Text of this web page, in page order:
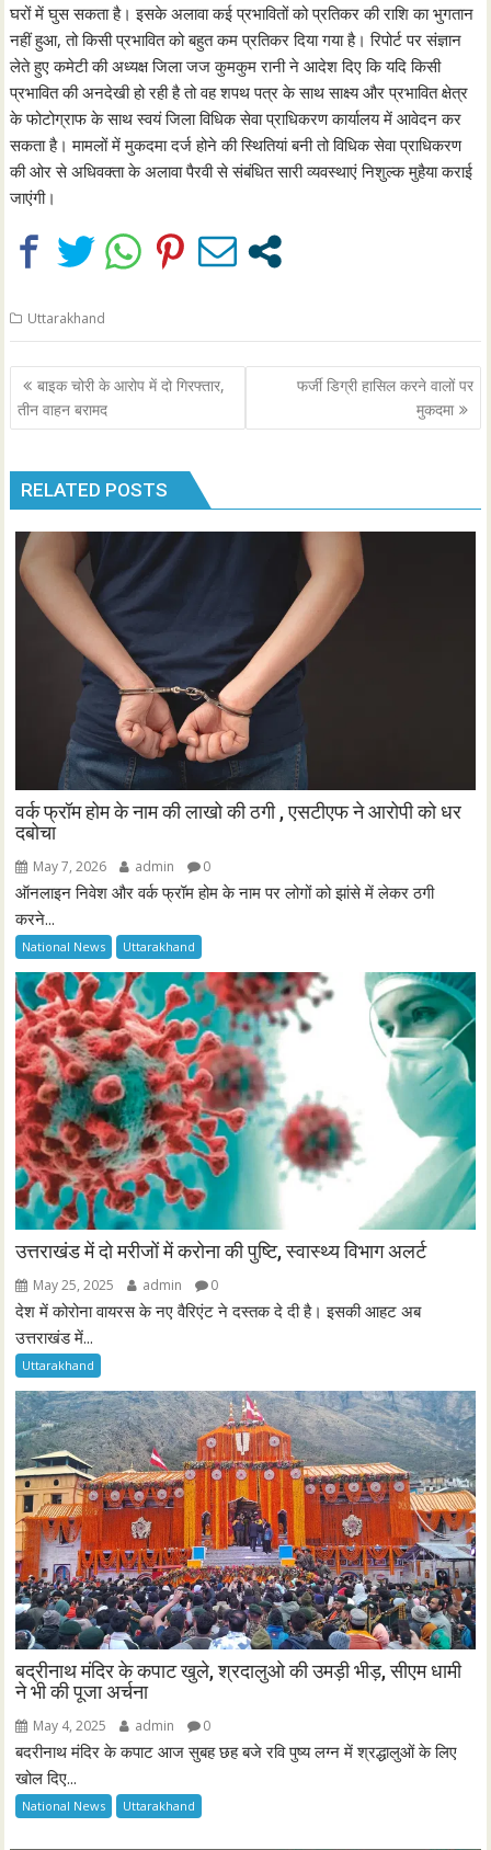
घरों में घुस सकता है। इसके अलावा कई प्रभावितों को प्रतिकर की राशि का भुगतान
नहीं हुआ, तो किसी प्रभावित को बहुत कम प्रतिकर दिया गया है। रिपोर्ट पर संज्ञान
लेते हुए कमेटी की अध्यक्ष जिला जज कुमकुम रानी ने आदेश दिए कि यदि किसी
प्रभावित की अनदेखी हो रही है तो वह शपथ पत्र के साथ साक्ष्य और प्रभावित क्षेत्र
के फोटोग्राफ के साथ स्वयं जिला विधिक सेवा प्राधिकरण कार्यालय में आवेदन कर
सकता है। मामलों में मुकदमा दर्ज होने की स्थितियां बनी तो विधिक सेवा प्राधिकरण
की ओर से अधिवक्ता के अलावा पैरवी से संबंधित सारी व्यवस्थाएं निशुल्क मुहैया कराई
जाएंगी।
Uttarakhand
Post
navigation
बाइक चोरी के आरोप में दो गिरफ्तार,
तीन वाहन बरामद
फर्जी डिग्री हासिल करने वालों पर
मुकदमा
RELATED POSTS
वर्क फ्रॉम होम के नाम की लाखो की ठगी , एसटीएफ ने आरोपी को धर
दबोचा
May 7, 2026 admin 0
ऑनलाइन निवेश और वर्क फ्रॉम होम के नाम पर लोगों को झांसे में लेकर ठगी
करने...
National News Uttarakhand
उत्तराखंड में दो मरीजों में करोना की पुष्टि, स्वास्थ्य विभाग अलर्ट
May 25, 2025 admin 0
देश में कोरोना वायरस के नए वैरिएंट ने दस्तक दे दी है। इसकी आहट अब
उत्तराखंड में...
Uttarakhand
बद्रीनाथ मंदिर के कपाट खुले, श्रदालुओ की उमड़ी भीड़, सीएम धामी
ने भी की पूजा अर्चना
May 4, 2025 admin 0
बदरीनाथ मंदिर के कपाट आज सुबह छह बजे रवि पुष्य लग्न में श्रद्धालुओं के लिए
खोल दिए...
National News Uttarakhand